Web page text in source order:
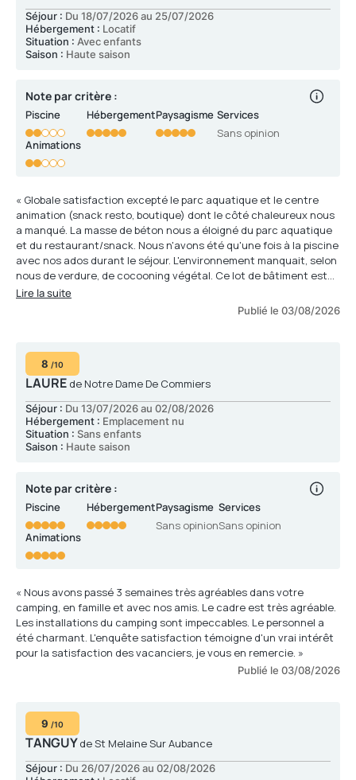
Séjour : Du 18/07/2026 au 25/07/2026
Hébergement : Locatif
Situation : Avec enfants
Saison : Haute saison
Note par critère :
Piscine Hébergement Paysagisme
Services
Sans opinion
Animations
« Globale satisfaction excepté le parc aquatique et le centre
animation (snack resto, boutique) dont le côté chaleureux nous
a manqué. La masse de béton nous a éloigné du parc aquatique
et du restaurant/snack. Nous n'avons été qu'une fois à la piscine
avec nos ados durant le séjour. L'environnement manquait, selon
nous de verdure, de cocooning végétal. Ce lot de bâtiment est
froid, impersonnel et manque donc de décoration, de
personnalisation... Nous avons été déçues des animations du soir
qui n'étaient pas exceptionnelles. Leur cadre également n'était
Lire la suite
Publié le 03/08/2026
8 /10
LAURE de Notre Dame De Commiers
Séjour : Du 13/07/2026 au 02/08/2026
Hébergement : Emplacement nu
Situation : Sans enfants
Saison : Haute saison
Note par critère :
Piscine Hébergement Paysagisme
Sans opinion
Services
Sans opinion
Animations
« Nous avons passé 3 semaines très agréables dans votre
camping, en famille et avec nos amis. Le cadre est très agréable.
Les installations du camping sont impeccables. Le personnel a
été charmant. L'enquête satisfaction témoigne d'un vrai intérêt
pour la satisfaction des vacanciers, je vous en remercie. »
Publié le 03/08/2026
9 /10
TANGUY de St Melaine Sur Aubance
Séjour : Du 26/07/2026 au 02/08/2026